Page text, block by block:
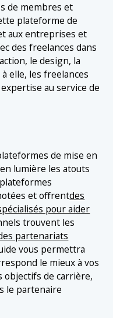
de membres et
plateforme de
aux entreprises et
des freelances dans
le design, la
elle, les freelances
au service de
de mise en
lumière les atouts
et offrentdes
pour aider
trouvent les
partenariats
vous permettra
le mieux à vos
objectifs de carrière,
le partenaire